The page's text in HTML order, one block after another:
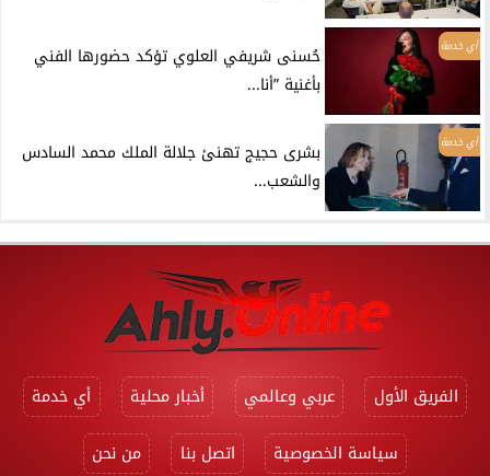
أي خدمة
حُسنى شريفي العلوي تؤكد حضورها الفني
بأغنية ”أنا...
أي خدمة
بشرى حجيج تهنئ جلالة الملك محمد السادس
والشعب...
الفريق الأول عربي وعالمي أخبار محلية
أي خدمة
سياسة الخصوصية
اتصل بنا من نحن